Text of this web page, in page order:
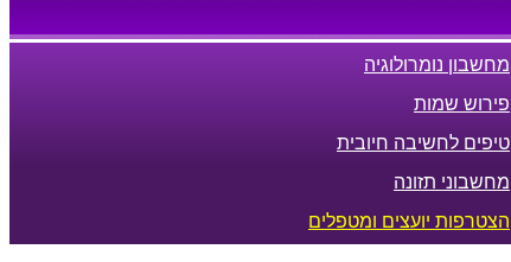
מחשבון נומרולוגיה
פירוש שמות
טיפים לחשיבה חיובית
מחשבוני תזונה
הצטרפות יועצים ומטפלים